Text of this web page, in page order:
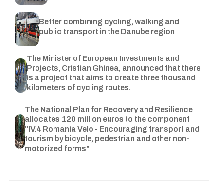
Better combining cycling, walking and
public transport in the Danube region
The Minister of European Investments and
Projects, Cristian Ghinea, announced that there
is a project that aims to create three thousand
kilometers of cycling routes.
The National Plan for Recovery and Resilience
allocates 120 million euros to the component
"IV.4 Romania Velo - Encouraging transport and
tourism by bicycle, pedestrian and other non-
motorized forms"